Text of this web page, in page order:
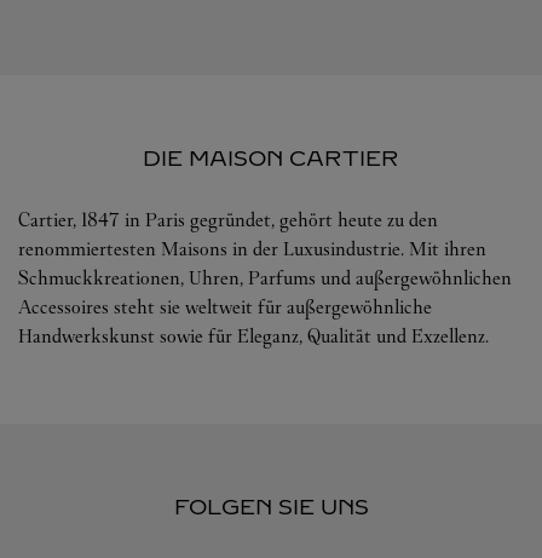
DIE MAISON CARTIER
Cartier, 1847 in Paris gegründet, gehört heute zu den
renommiertesten Maisons in der Luxusindustrie. Mit ihren
Schmuckkreationen, Uhren, Parfums und außergewöhnlichen
Accessoires steht sie weltweit für außergewöhnliche
Handwerkskunst sowie für Eleganz, Qualität und Exzellenz.
FOLGEN SIE UNS